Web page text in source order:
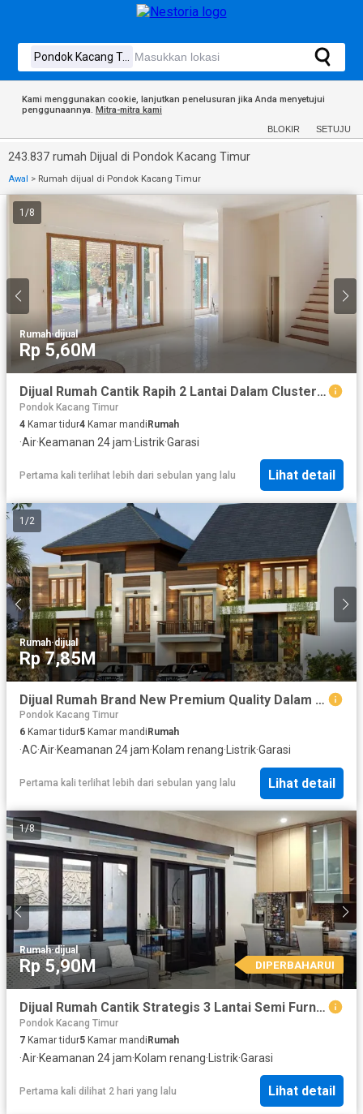
Kami menggunakan cookie, lanjutkan penelusuran jika Anda menyetujui
penggunaannya. Mitra-mitra kami
BLOKIR SETUJU
243.837 rumah Dijual di Pondok Kacang Timur
Awal > Rumah dijual di Pondok Kacang Timur
1 /8
Rumah·dijual
Rp 5,60M
Dijual Rumah Cantik Rapih 2 Lantai Dalam Cluster Lokasi Strategis Dekat Global Jaya School di Emerald Bintaro Tangsel Lr-10956
Pondok Kacang Timur
4 Kamar tidur4 Kamar mandiRumah
·Air·Keamanan 24 jam· Listrik·Garasi
Pertama kali terlihat lebih dari sebulan yang lalu Lihat detail
1 /2
Rumah·dijual
Rp 7,85M
Dijual Rumah Brand New Premium Quality Dalam Cluster Ada Swimming Pool Lokasi Strategis Dekat Stasiun Sudimara di Sektor 9 Bintaro Tangsel Lr-10798
Pondok Kacang Timur
6 Kamar tidur5 Kamar mandi Rumah
·AC·Air·Keamanan 24 jam·Kolam renang·Listrik·Garasi
Pertama kali terlihat lebih dari sebulan yang lalu Lihat detail
1/8
Rumah·dijual
Rp 5,90M DIPERBAHARUI
Dijual Rumah Cantik Strategis 3 Lantai Semi Furnished Ada Swimming Pool Dekat Pasar Modern Bintaro di Sektor 9 Bintaro Tangsel Lr-17250
Pondok Kacang Timur
7 Kamar tidur5 Kamar mandi Rumah
·Air·Keamanan 24 jam·Kolam renang· Listrik·Garasi
Pertama kali dilihat 2 hari yang lalu Lihat detail